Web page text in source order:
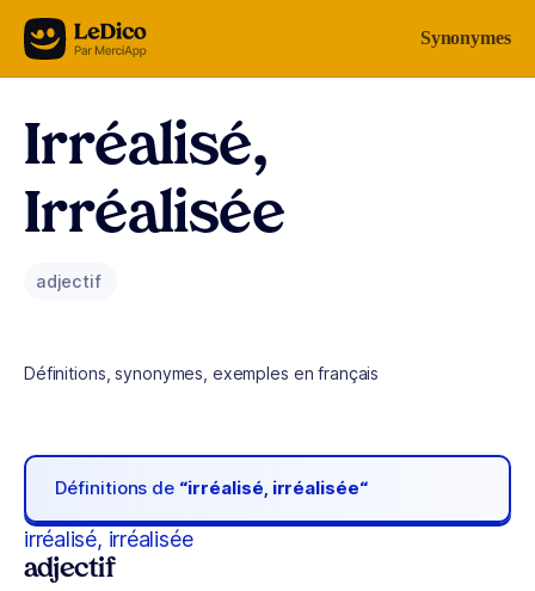
Aller au contenu Synonymes
Irréalisé,
Irréalisée
adjectif
Définitions, synonymes, exemples en français
Définitions de “irréalisé, irréalisée“
irréalisé, irréalisée
adjectif